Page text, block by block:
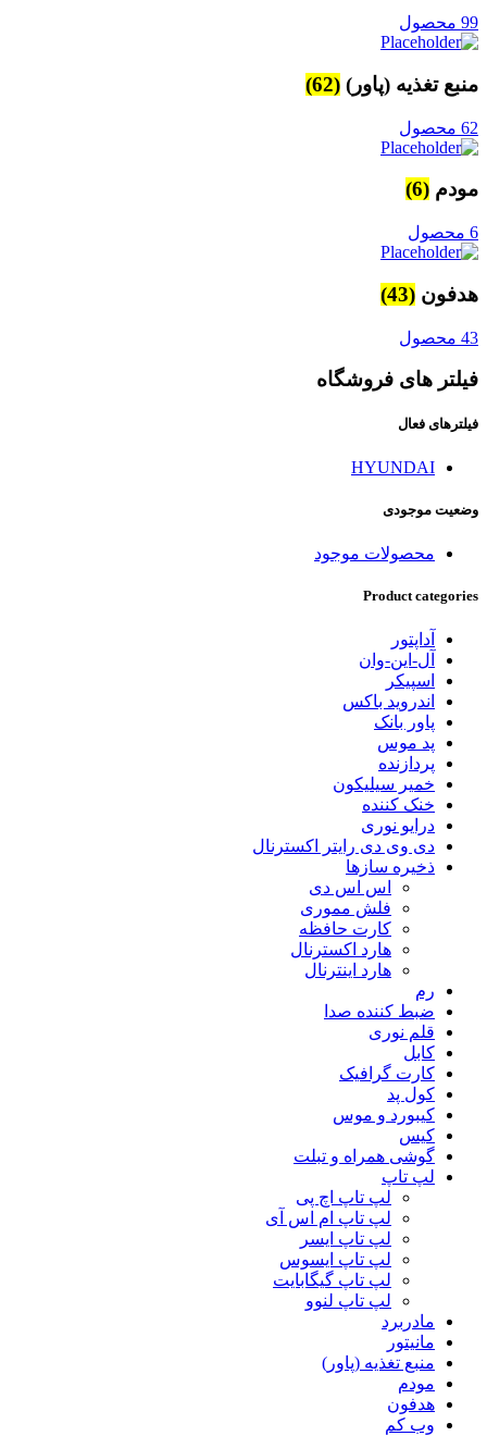
99 محصول
منبع تغذیه (پاور) (62)
62 محصول
مودم (6)
6 محصول
هدفون (43)
43 محصول
فیلتر های فروشگاه
فیلترهای فعال
HYUNDAI
وضعیت موجودی
محصولات موجود
Product categories
آداپتور
آل-این-وان
اسپیکر
اندروید باکس
پاور بانک
پد موس
پردازنده
خمیر سیلیکون
خنک کننده
درایو نوری
دی وی دی رایتر اکسترنال
ذخیره سازها
اس اس دی
فلش مموری
کارت حافظه
هارد اکسترنال
هارد اینترنال
رم
ضبط کننده صدا
قلم نوری
کابل
کارت گرافیک
کول پد
کیبورد و موس
کیس
گوشی همراه و تبلت
لپ تاپ
لپ تاپ اچ پی
لپ تاپ ام اس آی
لپ تاپ ایسر
لپ تاپ ایسوس
لپ تاپ گیگابایت
لپ تاپ لنوو
مادربرد
مانیتور
منبع تغذیه (پاور)
مودم
هدفون
وب کم